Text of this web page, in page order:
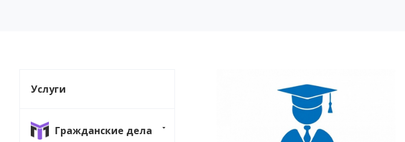
Услуги
Гражданские дела